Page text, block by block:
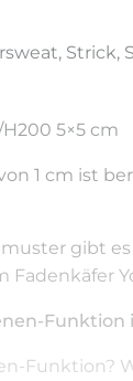
Strick,
5×5 cm
1 cm ist
gibt
Fadenkäfer
Funktion
Funktion?